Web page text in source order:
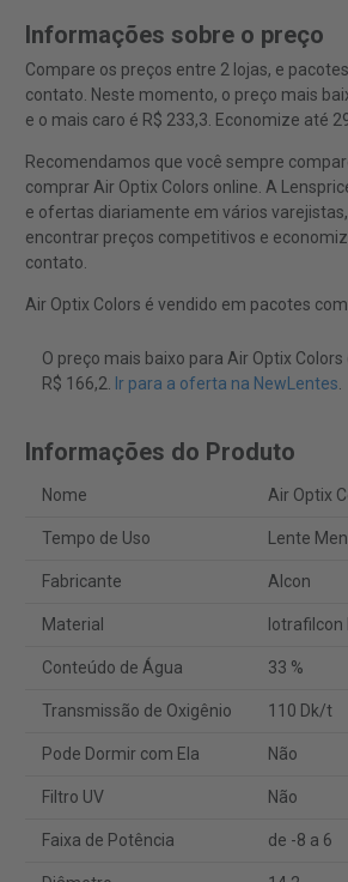
Informações sobre o preço
Compare os preços entre 2 lojas, e
contato. Neste momento, o preço mais
e o mais caro é R$ 233,3. Economize até
Recomendamos que você sempre
comprar Air Optix Colors online. A
e ofertas diariamente em vários
encontrar preços competitivos e
contato.
Air Optix Colors é vendido em pacotes
O preço mais baixo para Air Optix
R$ 166,2. Ir para a oferta na NewLentes.
Informações do Produto
Nome Air Optix
Tempo de Uso Lente
Fabricante Alcon
Material Iotrafilcon
Conteúdo de Água 33 %
Transmissão de Oxigênio 110 Dk/t
Pode Dormir com Ela Não
Filtro UV Não
Faixa de Potência de -8 a 6